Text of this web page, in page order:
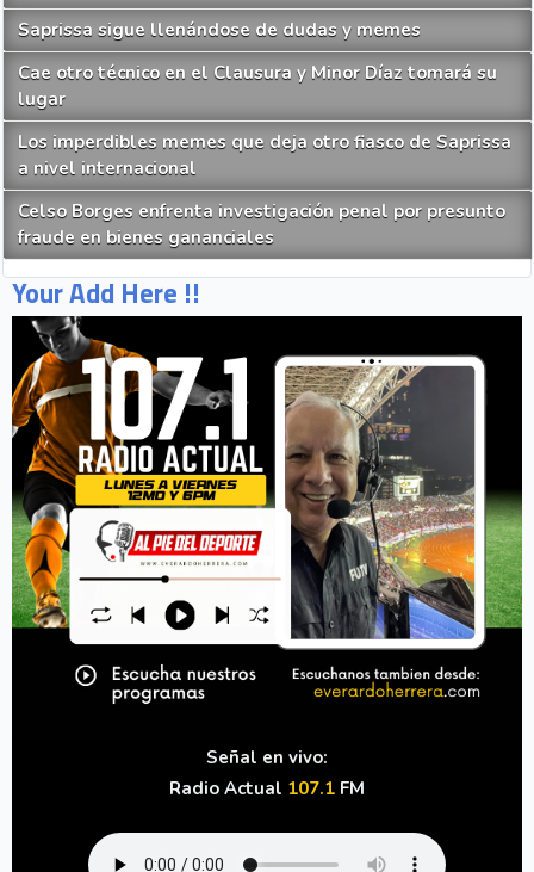
Saprissa sigue llenándose de dudas y memes
Cae otro técnico en el Clausura y Minor Díaz tomará su
lugar
Los imperdibles memes que deja otro fiasco de Saprissa
a nivel internacional
Celso Borges enfrenta investigación penal por presunto
fraude en bienes gananciales
Your Add Here !!
Señal en vivo:
Radio Actual 107.1 FM